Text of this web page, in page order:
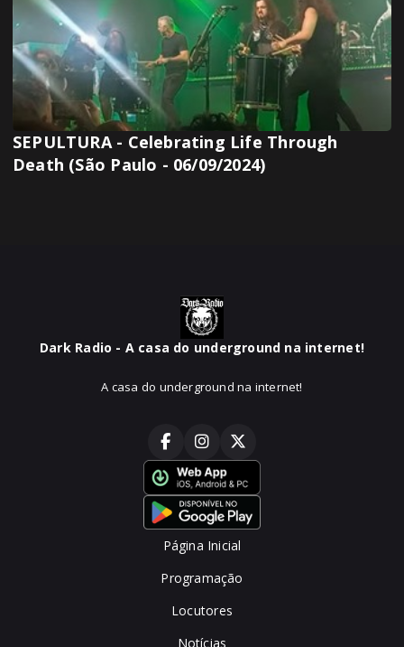
SEPULTURA - Celebrating Life Through
Death (São Paulo - 06/09/2024)
Dark Radio - A casa do underground na internet!
A casa do underground na internet!
Página Inicial
Programação
Locutores
Notícias